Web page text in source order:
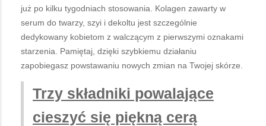
już po kilku tygodniach stosowania. Kolagen zawarty w
serum do twarzy, szyi i dekoltu jest szczególnie
dedykowany kobietom z walczącym z pierwszymi oznakami
starzenia. Pamiętaj, dzięki szybkiemu działaniu
zapobiegasz powstawaniu nowych zmian na Twojej skórze.
Trzy składniki powalające
cieszyć się piękną cerą